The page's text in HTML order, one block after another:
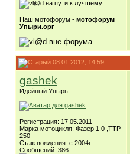
Наш мотофорум - мотофорум
Упыри.орг
08.01.2012, 14:59
gashek
Идейный Упырь
Регистрация: 17.05.2011
Марка мотоцикля: Фазер 1.0 ,ТТР
250
Стаж вождения: с 2004г.
Сообщений: 386